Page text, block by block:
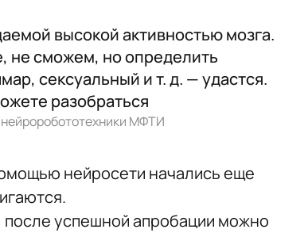
высокой активностью мозга.
не сможем, но определить
сексуальный и т. д. — удастся.
разобраться
МФТИ
нейросети начались еще
после успешной апробации можно